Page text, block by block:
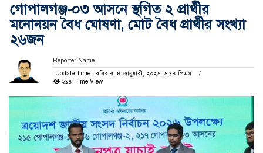
গোপালগঞ্জ-০৩ আসনে স্থগিত ২ প্রার্থীর
মনোনয়ন বৈধ ঘোষণা, মোট বৈধ প্রার্থীর সংখ্যা
২৬জন
Reporter Name
Update Time : রবিবার, ৪ জানুয়ারী, ২০২৬, ৬.১৪ পিএম
২১৪ Time View